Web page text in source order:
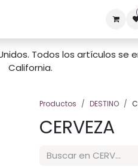
Blog
Todos los artículos se
California.
Productos DESTINO
CERVEZA